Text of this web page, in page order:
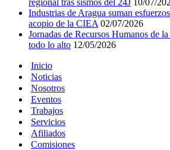
Industrias de Aragua suman
acopio de la CIEA 02/07/2026
Jornadas de Recursos Humanos de
todo lo alto 12/05/2026
Inicio
Noticias
Nosotros
Eventos
Trabajos
Servicios
Afiliados
Comisiones